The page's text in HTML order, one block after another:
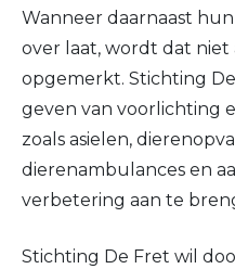
Wanneer daarnaast
over laat, wordt dat niet
opgemerkt. Stichting
geven van voorlichting
zoals asielen,
dierenambulances en
verbetering aan te
Stichting De Fret wil